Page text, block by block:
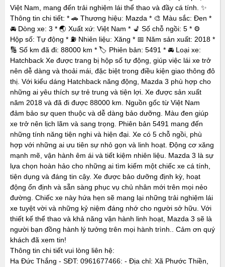
Việt Nam, mang đến trải nghiệm lái thể thao và đầy cá tính. ✨
Thông tin chi tiết: * 🚗 Thương hiệu: Mazda * 🎨 Màu sắc: Đen *
🚘 Dòng xe: 3 * 🌏 Xuất xứ: Việt Nam * 💺 Số chỗ ngồi: 5 * ⚙️
Hộp số: Tự động * ⛽ Nhiên liệu: Xăng * 📅 Năm sản xuất: 2018 *
🔢 Số km đã đi: 88000 km * 🏷️ Phiên bản: 5491 * 🚘 Loại xe:
Hatchback Xe được trang bị hộp số tự động, giúp việc lái xe trở
nên dễ dàng và thoải mái, đặc biệt trong điều kiện giao thông đô
thị. Với kiểu dáng Hatchback năng động, Mazda 3 phù hợp cho
những ai yêu thích sự trẻ trung và tiện lợi. Xe được sản xuất
năm 2018 và đã đi được 88000 km. Nguồn gốc từ Việt Nam
đảm bảo sự quen thuộc và dễ dàng bảo dưỡng. Màu đen giúp
xe trở nên lịch lãm và sang trọng. Phiên bản 5491 mang đến
những tính năng tiện nghi và hiện đại. Xe có 5 chỗ ngồi, phù
hợp với những ai ưu tiên sự nhỏ gọn và linh hoạt. Động cơ xăng
mạnh mẽ, vận hành êm ái và tiết kiệm nhiên liệu. Mazda 3 là sự
lựa chọn hoàn hảo cho những ai tìm kiếm một chiếc xe cá tính,
tiện dụng và đáng tin cậy. Xe được bảo dưỡng định kỳ, hoạt
động ổn định và sẵn sàng phục vụ chủ nhân mới trên mọi nẻo
đường. Chiếc xe này hứa hẹn sẽ mang lại những trải nghiệm lái
xe tuyệt vời và những kỷ niệm đáng nhớ cho người sở hữu. Với
thiết kế thể thao và khả năng vận hành linh hoạt, Mazda 3 sẽ là
người bạn đồng hành lý tưởng trên mọi hành trình.. Cảm ơn quý
khách đã xem tin!
Thông tin chi tiết vui lòng liên hệ:
Ha Đức Thắng - SĐT: 0961677466: - Địa chỉ: Xã Phước Thiền,